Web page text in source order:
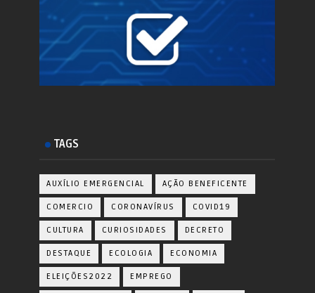
TAGS
AUXÍLIO EMERGENCIAL AÇÃO BENEFICENTE
COMERCIO CORONAVÍRUS COVID19
CULTURA CURIOSIDADES DECRETO
DESTAQUE ECOLOGIA ECONOMIA
ELEIÇÕES2022 EMPREGO